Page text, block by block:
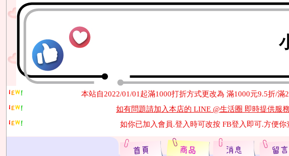
如有問題請加入本店的 LINE @生活圈 即時提供服
即日起本店停止提供紙本目錄..本站可用手機及電腦觀看網站內容及訂購.不建
本站自2022/01/01起滿1000打折方式更改為 滿1000元9.5折/滿
如有問題請加入本店的 LINE @生活圈 即時提供服
如你已加入會員.登入時可改按 FB登入即可.方便你
滿5份免運費.滿5份免運費.滿5份免運費.
即日起本店停止提供紙本目錄..本站可用手機及電腦觀看網站內容及訂購.不建